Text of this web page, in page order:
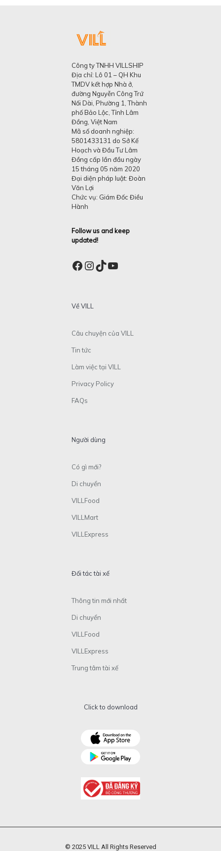
Công ty TNHH VILLSHIP
Địa chỉ: Lô 01 – QH Khu
TMDV kết hợp Nhà ở,
đường Nguyễn Công Trứ
Nối Dài, Phường 1, Thành
phố Bảo Lộc, Tỉnh Lâm
Đồng, Việt Nam
Mã số doanh nghiệp:
5801433131 do Sở Kế
Hoạch và Đầu Tư Lâm
Đồng cấp lần đầu ngày
15 tháng 05 năm 2020
Đại diện pháp luật: Đoàn
Văn Lợi
Chức vụ: Giám Đốc Điều
Hành
Follow us and keep
updated!
Facebook
Instagram
TikTok
YouTube
Về VILL
Câu chuyện của VILL
Tin tức
Làm việc tại VILL
Privacy Policy
FAQs
Người dùng
Có gì mới?
Di chuyển
VILLFood
VILLMart
VILLExpress
Đối tác tài xế
Thông tin mới nhất
Di chuyển
VILLFood
VILLExpress
Trung tâm tài xế
Click to download
© 2025 VILL All Rights Reserved